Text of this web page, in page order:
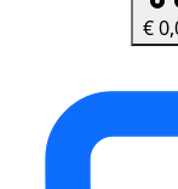
€